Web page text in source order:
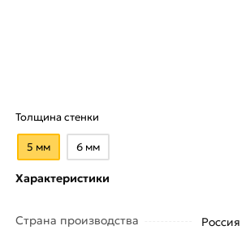
Толщина стенки
5 мм 6 мм
Характеристики
Страна производства
Россия